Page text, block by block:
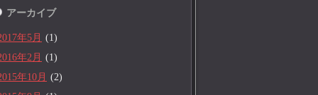
アーカイブ
年5月 (1)
年2月 (1)
年10月 (2)